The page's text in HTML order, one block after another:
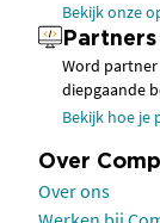
Bekijk onze
Partners
Word
diepgaande
Bekijk hoe
Over
Over ons